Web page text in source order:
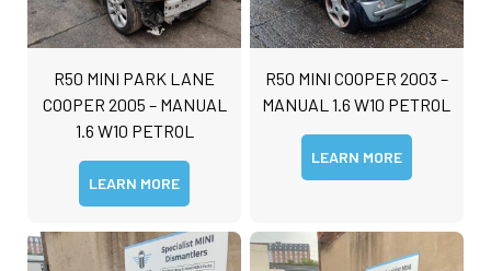
R50 MINI PARK LANE
COOPER 2005 – MANUAL
1.6 W10 PETROL
LEARN MORE
R50 MINI COOPER 2003 –
MANUAL 1.6 W10 PETROL
LEARN MORE